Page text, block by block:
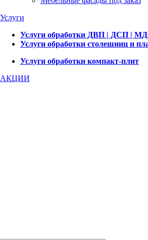
Услуги
Услуги обработки ДВП | ДСП |
Услуги обработки столешниц и
Услуги обработки компакт-плит
АКЦИИ